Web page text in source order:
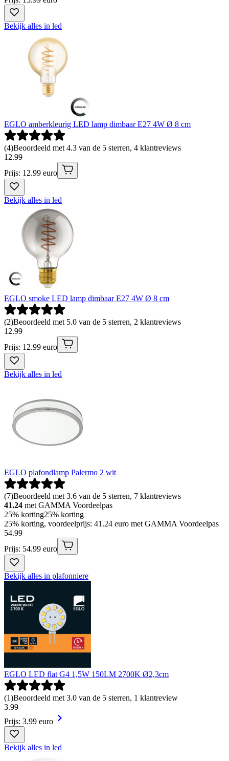
Bekijk alles in led
EGLO amberkleurig LED lamp dimbaar E27 4W Ø 8 cm
(4)Beoordeeld met 4.3 van de 5 sterren, 4 klantreviews
12.99
Prijs: 12.99 euro
Bekijk alles in led
EGLO smoke LED lamp dimbaar E27 4W Ø 8 cm
(2)Beoordeeld met 5.0 van de 5 sterren, 2 klantreviews
12.99
Prijs: 12.99 euro
Bekijk alles in led
EGLO plafondlamp Palermo 2 wit
(7)Beoordeeld met 3.6 van de 5 sterren, 7 klantreviews
41.24 met GAMMA Voordeelpas
25% korting25% korting
25% korting, voordeelprijs: 41.24 euro met GAMMA Voordeelpas
54.99
Prijs: 54.99 euro
Bekijk alles in plafonniere
EGLO LED flat G4 1,5W 150LM 2700K Ø2,3cm
(1)Beoordeeld met 3.0 van de 5 sterren, 1 klantreview
3.99
Prijs: 3.99 euro
Bekijk alles in led